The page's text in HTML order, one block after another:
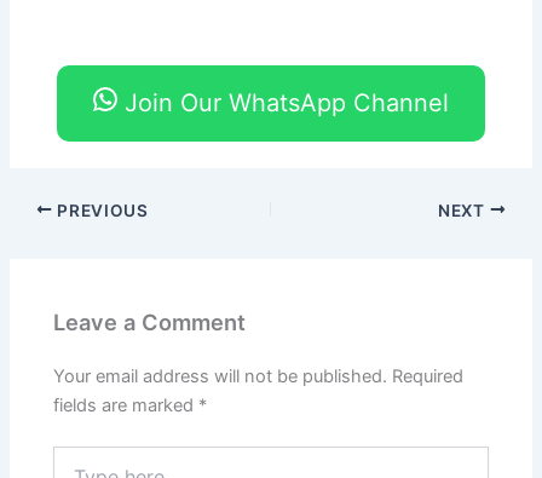
Join Our WhatsApp Channel
PREVIOUS NEXT
Leave a Comment
Your email address will not be published. Required
fields are marked *